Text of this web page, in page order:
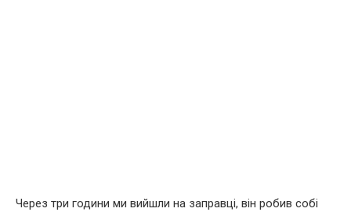
Через три години ми вийшли на заправці, він робив собі